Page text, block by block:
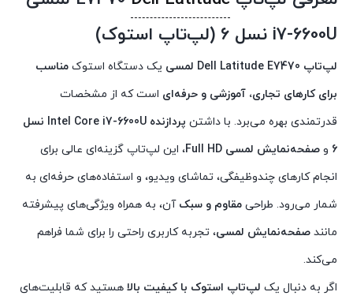
i7-6600U نسل 6
(لپ‌تاپ استوک)
لپ‌تاپ Dell Latitude E7470 لمسی یک دستگاه استوک مناسب
برای کارهای تجاری، آموزشی و حرفه‌ای است که از مشخصات
قدرتمندی بهره می‌برد. با داشتن
پردازنده Intel Core i7-6600U نسل
6 و صفحه‌نمایش لمسی Full HD
، این لپ‌تاپ گزینه‌ای عالی برای
انجام کارهای چندوظیفگی، تماشای ویدیو، و استفاده‌های حرفه‌ای به
شمار می‌رود. طراحی مقاوم و سبک آن، به همراه ویژگی‌های پیشرفته
مانند صفحه‌نمایش لمسی، تجربه کاربری راحتی را برای شما فراهم
می‌کند.
اگر به دنبال یک لپ‌تاپ استوک با کیفیت بالا هستید که قابلیت‌های